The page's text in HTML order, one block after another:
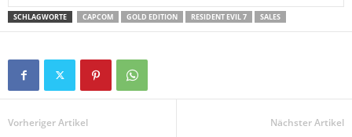
SCHLAGWORTE CAPCOM GOLD EDITION RESIDENT EVIL 7 SALES
Vorheriger Artikel Nächster Artikel